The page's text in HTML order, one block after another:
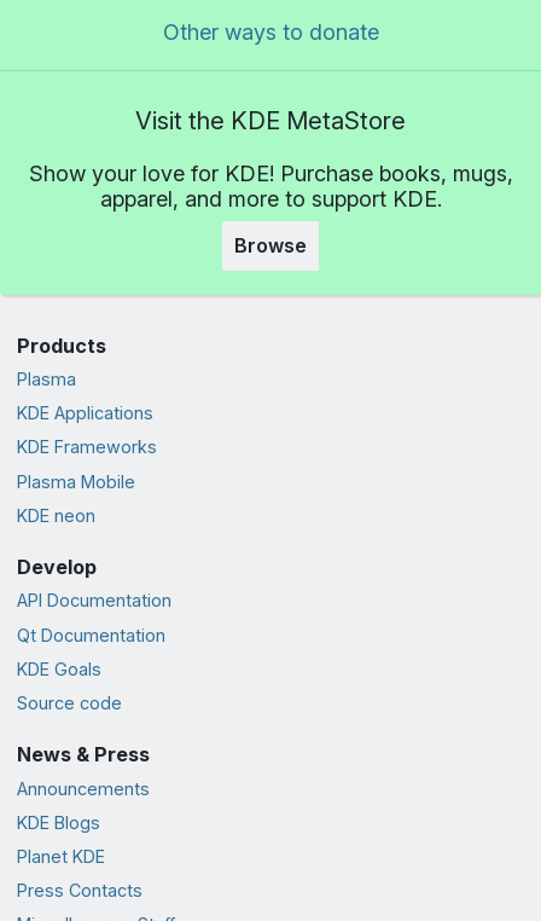
Other ways to donate
Visit the KDE MetaStore
Show your love for KDE! Purchase books, mugs,
apparel, and more to support KDE.
Browse
Products
Plasma
KDE Applications
KDE Frameworks
Plasma Mobile
KDE neon
Develop
API Documentation
Qt Documentation
KDE Goals
Source code
News & Press
Announcements
KDE Blogs
Planet KDE
Press Contacts